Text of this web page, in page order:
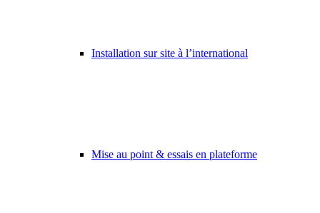
Installation sur site à l’international
Mise au point & essais en plateforme